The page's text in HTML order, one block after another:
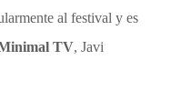
al festival y es
TV, Javi